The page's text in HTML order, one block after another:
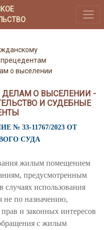
о выселении
О ВЫСЕЛЕНИИ -
И СУДЕБНЫЕ
33-11767/2023 ОТ
СУДА
жилым помещением
предусмотренным
случаях использования
по назначению,
и законных интересов
с жилым